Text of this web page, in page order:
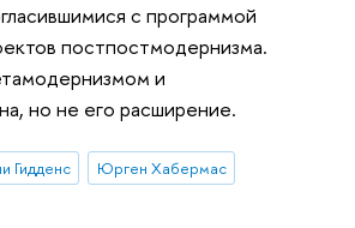
с программой
постпостмодернизма.
и
но не его расширение.
Гидденс Юрген Хабермас